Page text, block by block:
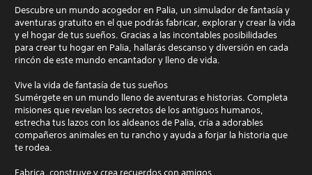
Descubre un mundo acogedor en Palia, un simulador de fantasía y
aventuras gratuito en el que podrás fabricar, explorar y crear la vida
y el hogar de tus sueños. Gracias a las incontables posibilidades
para crear tu hogar en Palia, hallarás descanso y diversión en cada
rincón de este mundo encantador y lleno de vida.
Vive la vida de fantasía de tus sueños
Sumérgete en un mundo lleno de aventuras e historias. Completa
misiones que revelan los secretos de los antiguos humanos,
estrecha tus lazos con los aldeanos de Palia, cría a adorables
compañeros animales en tu rancho y ayuda a forjar la historia que
te rodea.
Fabrica, construye y crea recuerdos con amigos